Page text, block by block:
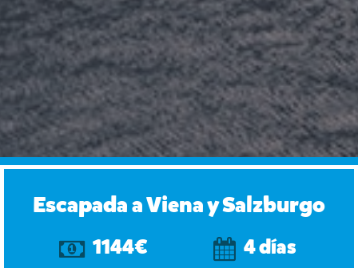
Escapada a Viena y Salzburgo
1144€ 4 días